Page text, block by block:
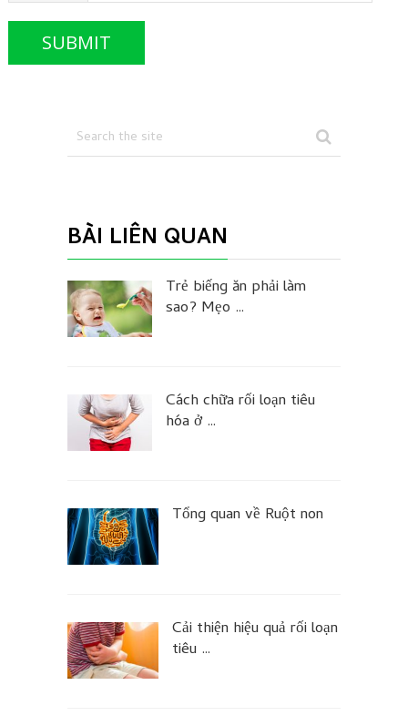
BÀI LIÊN QUAN
Trẻ biếng ăn phải làm
sao? Mẹo …
Cách chữa rối loạn tiêu
hóa ở …
Tổng quan về Ruột non
Cải thiện hiệu quả rối loạn
tiêu …